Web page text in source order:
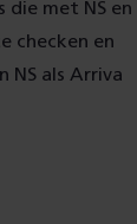
die met NS en
checken en
NS als Arriva